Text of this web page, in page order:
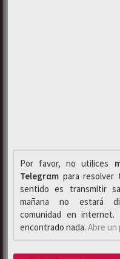
Por favor, no utilices
Telegrαm para resolver
sentido es transmitir
mañana no estará
comunidad en
encontrado nada. Abre un